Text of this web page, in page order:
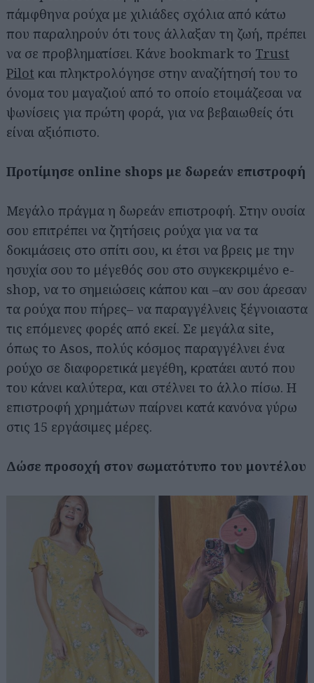
πάμφθηνα ρούχα με χιλιάδες σχόλια από κάτω
που παραληρούν ότι τους άλλαξαν τη ζωή, πρέπει
να σε προβληματίσει. Κάνε bookmark το Trust
Pilot και πληκτρολόγησε στην αναζήτησή του το
όνομα του μαγαζιού από το οποίο ετοιμάζεσαι να
ψωνίσεις για πρώτη φορά, για να βεβαιωθείς ότι
είναι αξιόπιστο.
Προτίμησε online shops με δωρεάν επιστροφή
Μεγάλο πράγμα η δωρεάν επιστροφή. Στην ουσία
σου επιτρέπει να ζητήσεις ρούχα για να τα
δοκιμάσεις στο σπίτι σου, κι έτσι να βρεις με την
ησυχία σου το μέγεθός σου στο συγκεκριμένο e-
shop, να το σημειώσεις κάπου και –αν σου άρεσαν
τα ρούχα που πήρες– να παραγγέλνεις ξέγνοιαστα
τις επόμενες φορές από εκεί. Σε μεγάλα site,
όπως το Asos, πολύς κόσμος παραγγέλνει ένα
ρούχο σε διαφορετικά μεγέθη, κρατάει αυτό που
του κάνει καλύτερα, και στέλνει το άλλο πίσω. Η
επιστροφή χρημάτων παίρνει κατά κανόνα γύρω
στις 15 εργάσιμες μέρες.
Δώσε προσοχή στον σωματότυπο του μοντέλου